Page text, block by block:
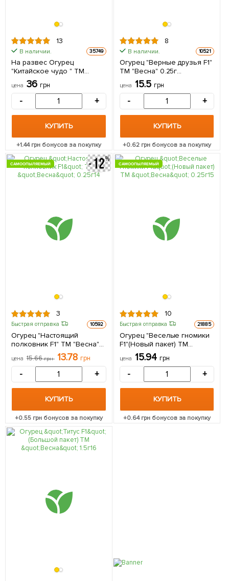
13
В наличии. 35749
На развес Огурец
"Китайское чудо " ТМ
"Весна" цена за 2г
цена 36 грн
- +
КУПИТЬ
+1.44грн бонусов за покупку
8
В наличии. 10521
Огурец "Верные друзья F1"
ТМ "Весна" 0.25г
(самоопыляемый)
цена 15.5 грн
- +
КУПИТЬ
+0.62 грн бонусов за покупку
САМООПЫЛЯЕМЫЙ
3
Быстрая отправка 10592
Огурец "Настоящий
полковник F1" ТМ "Весна"
0.25г (самоопыляемый)
цена 15.66грн 13.78 грн
- +
КУПИТЬ
+0.55 грн бонусов за покупку
САМООПЫЛЯЕМЫЙ
10
Быстрая отправка 21885
Огурец "Веселые гномики
F1"(Новый пакет) ТМ
"Весна" 0.25г
(самоопыляемый)
цена 15.94 грн
- +
КУПИТЬ
+0.64грн бонусов за покупку